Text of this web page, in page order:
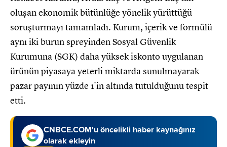
oluşan ekonomik bütünlüğe yönelik yürüttüğü
soruşturmayı tamamladı. Kurum, içerik ve formülü
aynı iki burun spreyinden Sosyal Güvenlik
Kurumuna (SGK) daha yüksek iskonto uygulanan
ürünün piyasaya yeterli miktarda sunulmayarak
pazar payının yüzde 1'in altında tutulduğunu tespit
etti.
CNBCE.COM'u öncelikli haber kaynağınız
olarak ekleyin